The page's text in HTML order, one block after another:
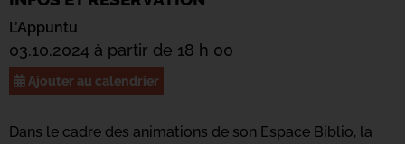
L’Appuntu
03.10.2024 à partir de 18 h 00
Ajouter au calendrier
Dans le cadre des animations de son Espace Biblio, la